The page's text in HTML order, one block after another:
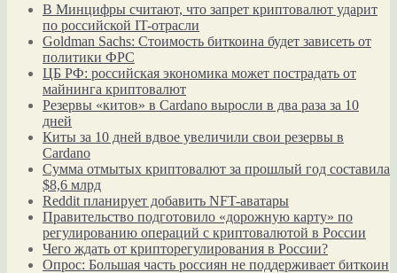
В Минцифры считают, что запрет криптовалют ударит
по российской IT-отрасли
Goldman Sachs: Стоимость биткоина будет зависеть от
политики ФРС
ЦБ РФ: российская экономика может пострадать от
майнинга криптовалют
Резервы «китов» в Cardano выросли в два раза за 10
дней
Киты за 10 дней вдвое увеличили свои резервы в
Cardano
Сумма отмытых криптовалют за прошлый год составила
$8,6 млрд
Reddit планирует добавить NFT-аватары
Правительство подготовило «дорожную карту» по
регулированию операций с криптовалютой в России
Чего ждать от крипторегулирования в России?
Опрос: Большая часть россиян не поддерживает биткоин